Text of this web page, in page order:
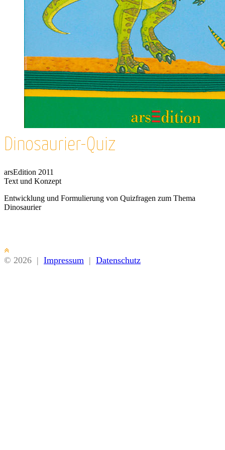
Dinosaurier-Quiz
arsEdition 2011
Text und Konzept
Entwicklung und Formulierung von Quizfragen zum Thema
Dinosaurier
© 2026 | Impressum | Datenschutz